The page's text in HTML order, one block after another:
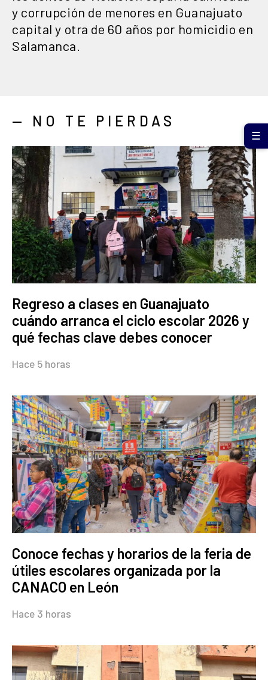
y corrupción de menores en Guanajuato
capital y otra de 60 años por homicidio en
Salamanca.
— NO TE PIERDAS
Regreso a clases en Guanajuato
cuándo arranca el ciclo escolar 2026 y
qué fechas clave debes conocer
Hace 5 horas
Conoce fechas y horarios de la feria de
útiles escolares organizada por la
CANACO en León
Hace 3 horas
☰